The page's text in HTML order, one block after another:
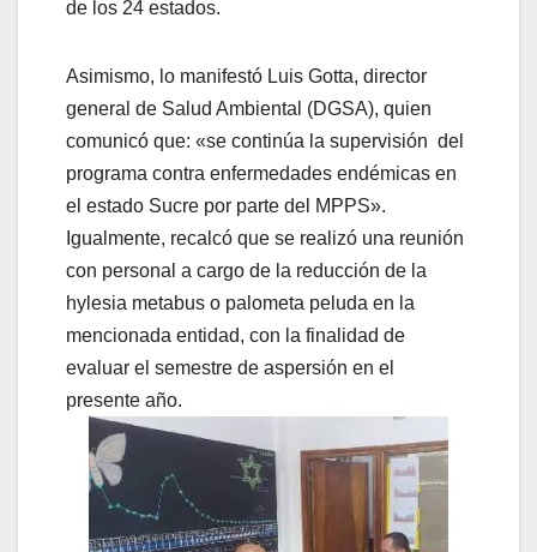
de los 24 estados.
Asimismo, lo manifestó Luis Gotta, director
general de Salud Ambiental (DGSA), quien
comunicó que: «se continúa la supervisión del
programa contra enfermedades endémicas en
el estado Sucre por parte del MPPS».
Igualmente, recalcó que se realizó una reunión
con personal a cargo de la reducción de la
hylesia metabus o palometa peluda en la
mencionada entidad, con la finalidad de
evaluar el semestre de aspersión en el
presente año.